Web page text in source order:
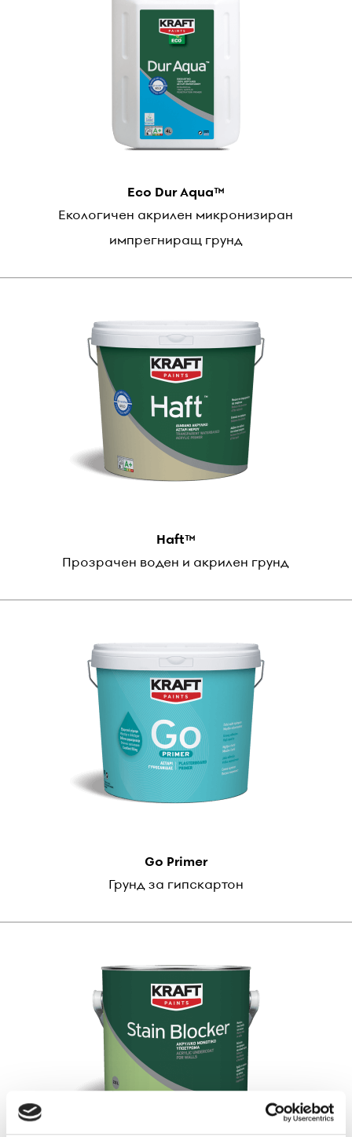
Eco Dur Aqua™
Екологичен акрилен микронизиран
импрегниращ грунд
Haft™
Прозрачен воден и акрилен грунд
Go Primer
Грунд за гипскартон